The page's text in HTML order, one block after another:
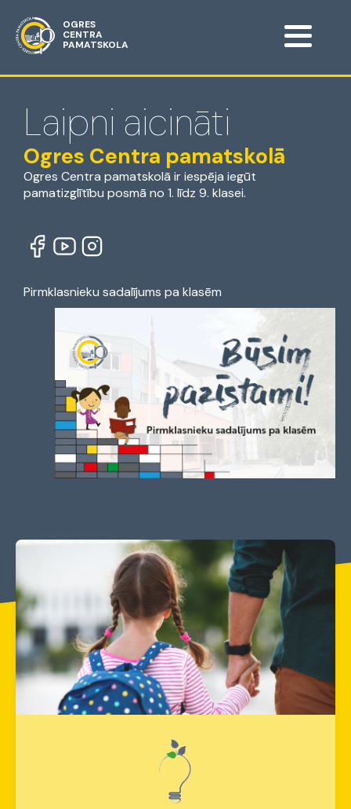
OGRES
CENTRA
PAMATSKOLA
Laipni aicināti
Ogres Centra pamatskolā
Ogres Centra pamatskolā ir iespēja iegūt
pamatizglītību posmā no 1. līdz 9. klasei.
Pirmklasnieku sadalījums pa klasēm